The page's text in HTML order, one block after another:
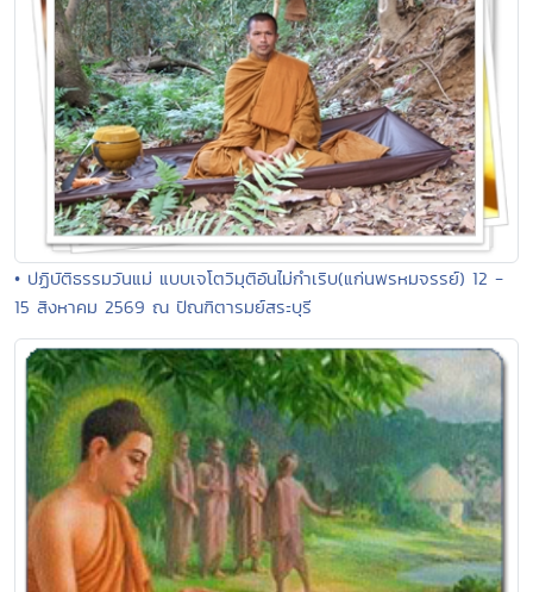
• ปฏิบัติธรรมวันแม่ แบบเจโตวิมุติอันไม่กำเริบ(แก่นพรหมจรรย์) 12 -
15 สิงหาคม 2569 ณ ปัณฑิตารมย์สระบุรี